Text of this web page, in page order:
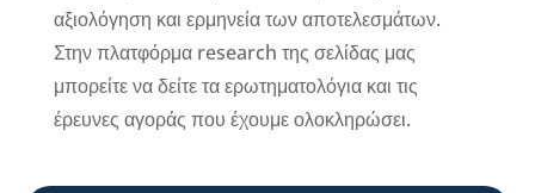
αξιολόγηση και ερμηνεία των αποτελεσμάτων.
Στην πλατφόρμα research της σελίδας μας
μπορείτε να δείτε τα ερωτηματολόγια και τις
έρευνες αγοράς που έχουμε ολοκληρώσει.